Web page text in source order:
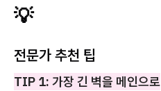
💡
전문가 추천 팁
TIP 1: 가장 긴 벽을 메인으로